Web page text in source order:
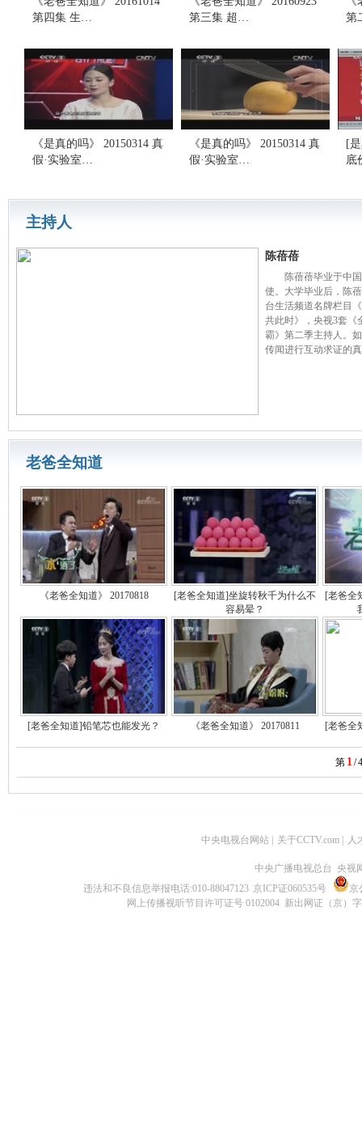
第四集 生…
第三集 超…
第
《是真的吗》 20150314 真
假·实验室…
《是真的吗》 20150314 真
假·实验室…
[
底
主持人
陈蓓蓓
陈蓓蓓毕业于中国
使。大学毕业后，陈
台生活频道名牌栏目
共此时》，央视3套《
霸》第二季主持人。
传闻进行互动求证的
老爸全知道
《老爸全知道》 20170818
[老爸全知道]坐旋转秋千为什么不
容易晕？
[老爸全
[老爸全知道]铅笔芯也能发光？ 《老爸全知道》 20170811 [老爸全
第 1 /4
中央电视台网站 关于CCTV.com 人
中央广播电视总台 央视
违法和不良信息举报电话:010-88047123 京ICP证060535号
京
网上传播视听节目许可证号 0102004 新出网证（京）